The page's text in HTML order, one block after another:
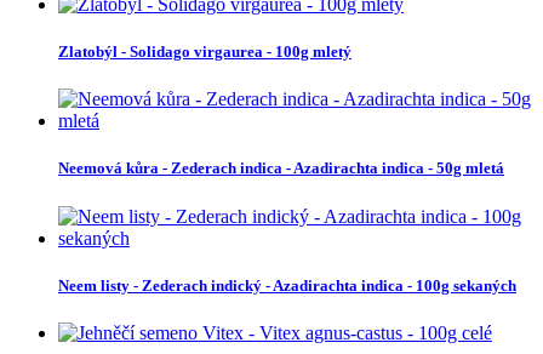
Zlatobýl - Solidago virgaurea - 100g mletý
Neemová kůra - Zederach indica - Azadirachta indica - 50g mletá
Neem listy - Zederach indický - Azadirachta indica - 100g sekaných